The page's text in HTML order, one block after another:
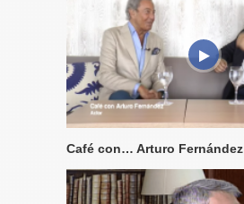
Café con… Arturo Fernández